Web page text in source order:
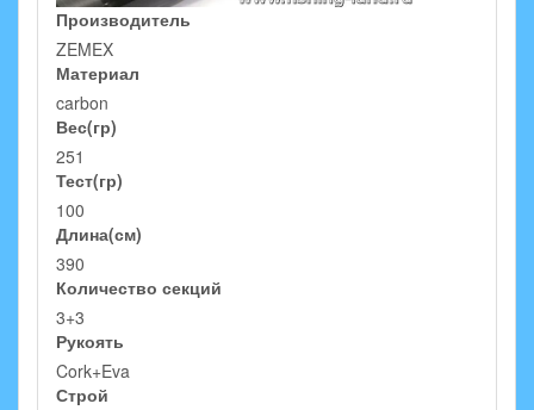
Производитель
ZEMEX
Материал
carbon
Вес(гр)
251
Тест(гр)
100
Длина(см)
390
Количество секций
3+3
Рукоять
Cork+Eva
Строй